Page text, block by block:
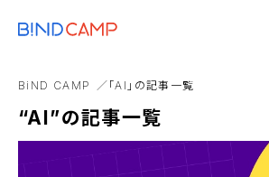
Webマーケティング
アコーディオンブ
BiND CAMP 「AI」の記事一覧
“AI”の記事一覧